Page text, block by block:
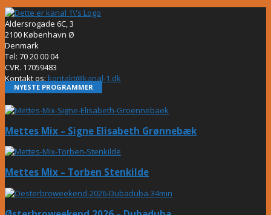
Aldersrogade 6C, 3
2100 København Ø
Denmark
Tel: 70 20 00 04
CVR. 17059483
Kontakt os: kontakt@kanal-1.dk
NYESTE PROGRAMMER
Mettes Mix – Signe Elisabeth Grønnebæk
Mettes Mix – Torben Stenkilde